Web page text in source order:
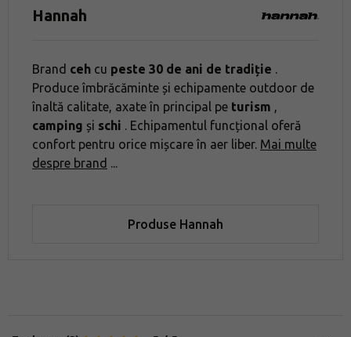
Hannah
Brand ceh cu peste 30 de ani de tradiție .
Produce îmbrăcăminte și echipamente outdoor de
înaltă calitate, axate în principal pe turism ,
camping și schi . Echipamentul funcțional oferă
confort pentru orice mișcare în aer liber. Mai multe
despre brand ...
Produse Hannah